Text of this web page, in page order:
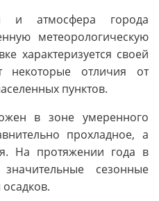
и атмосфера города
метеорологическую
характеризуется своей
некоторые отличия от
пунктов.
в зоне умеренного
прохладное, а
На протяжении года в
сезонные